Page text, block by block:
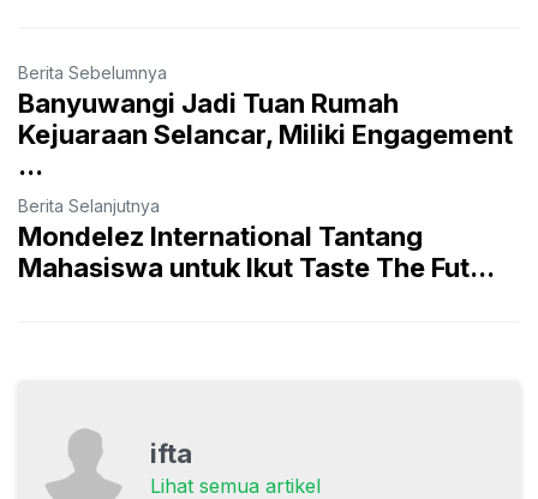
Berita Sebelumnya
Banyuwangi Jadi Tuan Rumah
Kejuaraan Selancar, Miliki Engagement
...
Berita Selanjutnya
Mondelez International Tantang
Mahasiswa untuk Ikut Taste The Fut...
ifta
Lihat semua artikel